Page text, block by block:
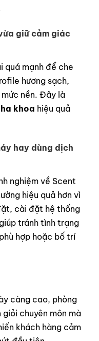
giữ cảm giác
quá mạnh để che
hương sạch,
nền. Đây là
khoa hiệu quả
hay dùng dịch
nghiệm về Scent
hiệu quả hơn vì
cài đặt hệ thống
tránh tình trạng
hợp hoặc bố trí
càng cao, phòng
chuyên môn mà
khách hàng cảm